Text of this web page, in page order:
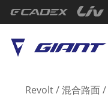
Revolt/混合路面/